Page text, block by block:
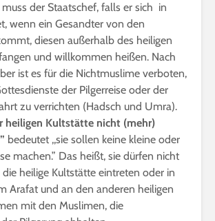
der Staatschef, falls er sich in
wenn ein Gesandter von den
diesen außerhalb des heiligen
und willkommen heißen. Nach
ist es für die Nichtmuslime verboten,
der Pilgerreise oder der
zu verrichten (Hadsch und Umra).
heiligen Kultstätte nicht (mehr)
bedeutet ,,sie sollen keine kleine oder
machen.” Das heißt, sie dürfen nicht
heilige Kultstätte eintreten oder in
Arafat und an den anderen heiligen
mit den Muslimen, die